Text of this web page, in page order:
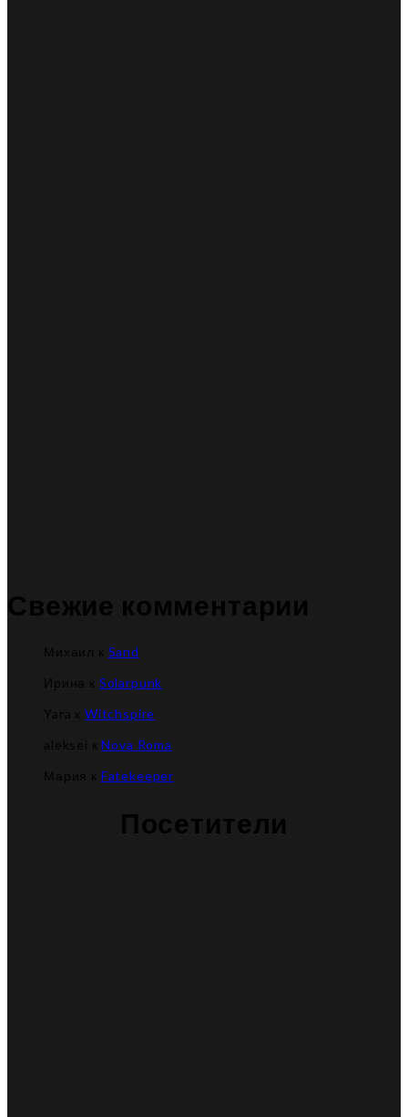
Свежие комментарии
Михаил к Sand
Ирина к Solarpunk
Yara к Witchspire
aleksei кNova Roma
Мария к Fatekeeper
Посетители